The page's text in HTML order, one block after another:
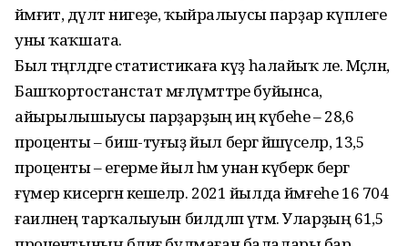
йәмғиәт, дәүләт нигеҙе, ҡыйралыусы парҙар күплеге
уны ҡаҡшата.
Был тәңгәлдәге статистикаға күҙ һалайыҡ әле. Мәҫәлән,
Башҡортос­танстат мәғлүмәттәре буйынса,
айырылышыусы парҙарҙың иң күбеһе – 28,6
проценты – биш-туғыҙ йыл бергә йәшәүселәр, 13,5
проценты – егерме йыл һәм унан күберәк бергә
ғүмер кисергән кешеләр. 2021 йылда йәмғеһе 16 704
ғаиләнең тарҡалыуын билдәләп үтәм. Уларҙың 61,5